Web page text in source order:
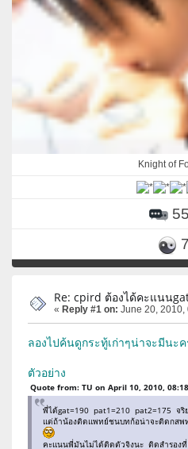
Knight of
Re: cpird ต้องได้คะแนน
« Reply #1 on: June 20, 2010,
ลองไปค้นดูกระทู้เก่าๆน่าจะมีนะ
ตัวอย่าง
Quote from: TU on April 10, 2010,
พี่ได้gat=190 pat1=210 pat2=175 จริ
แต่ถ้าน้องติดแพทย์ชนบทก้อน่าจะติดกสพ
คะแนนพี่มันไม่ได้ติดตัวจิงนะ ติดสำรองที่